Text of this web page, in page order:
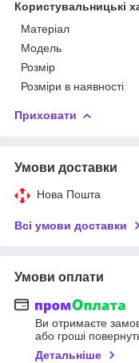
Користувальницькі
Матеріал
Модель
Розмір
Розміри в наявності
Приховати
Умови доставки
Нова Пошта
Всі умови доставки
Умови оплати
Ви отримаєте
або гроші
Детальніше